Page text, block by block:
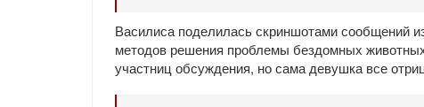
Василиса поделилась скриншотами сообщений
методов решения проблемы бездомных
участниц обсуждения, но сама девушка все